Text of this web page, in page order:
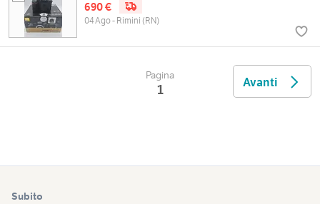
690 €
04 Ago - Rimini (RN)
Pagina
1 Avanti
Subito